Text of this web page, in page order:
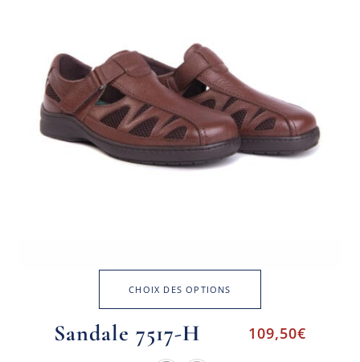
CHOIX DES OPTIONS
Sandale 7517-H 109,50€